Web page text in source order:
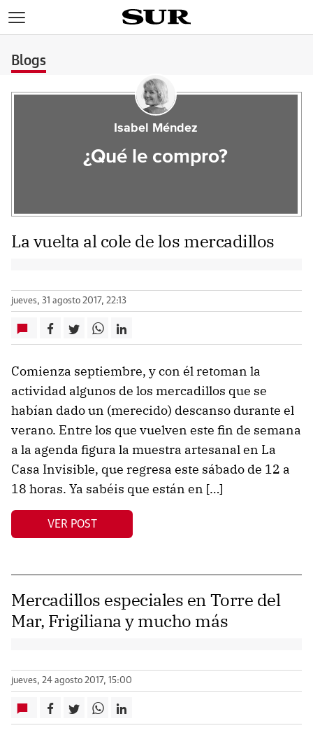
Blogs
Isabel Méndez
¿Qué le compro?
La vuelta al cole de los mercadillos
jueves, 31 agosto 2017, 22:13
Comienza septiembre, y con él retoman la
actividad algunos de los mercadillos que se
habían dado un (merecido) descanso durante el
verano. Entre los que vuelven este fin de semana
a la agenda figura la muestra artesanal en La
Casa Invisible, que regresa este sábado de 12 a
18 horas. Ya sabéis que están en […]
VER POST
Mercadillos especiales en Torre del
Mar, Frigiliana y mucho más
jueves, 24 agosto 2017, 15:00